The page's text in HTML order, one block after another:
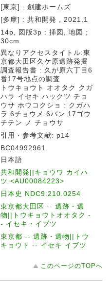
[東京] : 創建ホームズ
[多摩] : 共和開発 , 2021.1
14p, 図版3p : 挿図, 地図 ;
30cm
異なりアクセスタイトル:東
京都大田区久ケ原遺跡発掘
調査報告書 : 久が原六丁目6
番17号地点の調査
トウキョウト オオタク クガ
ハラ イセキ ハックツ チョ
ウサ ホウコクショ : クガハ
ラ 6チョウメ 6バン 17ゴウ
チテン ノ チョウサ
引用・参考文献: p14
BC04992961
日本語
共和開発||キョウワ カイハ
ツ <AU00084223>
日本史 NDC9:210.0254
東京都大田区 -- 遺跡・遺
物||トウキョウトオオタク -
- イセキ・イブツ
東京都 -- 遺跡・遺物||トウ
キョウト -- イセキ イブツ
このページのTOPへ